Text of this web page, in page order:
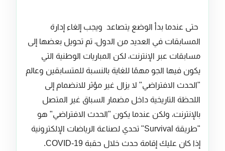
حتى عندما بدأ الوضع يتصاعد ويجب إلغاء إدارة
المسابقات في العديد من الدول، تم تحويل بعضها إلى
مسابقات عبر الإنترنت، لكن المباريات الوطنية التي
يكون فيها الجو مهمًا للغاية بالنسبة للمتسابقين وعالم
"الحدث الافتراضي" لا يزال غير مؤثر للانضمام إلى
اللحظة التاريخية داخل مضمار السباق غير المتصل
بالإنترنت، ولكن عندما يكون "الحدث الافتراضي" هو
"طريقة Survival" تحدي لصناعة الرياضات الإلكترونية
إذا كان عليك إقامة حدث خلال حقبة COVID-19.